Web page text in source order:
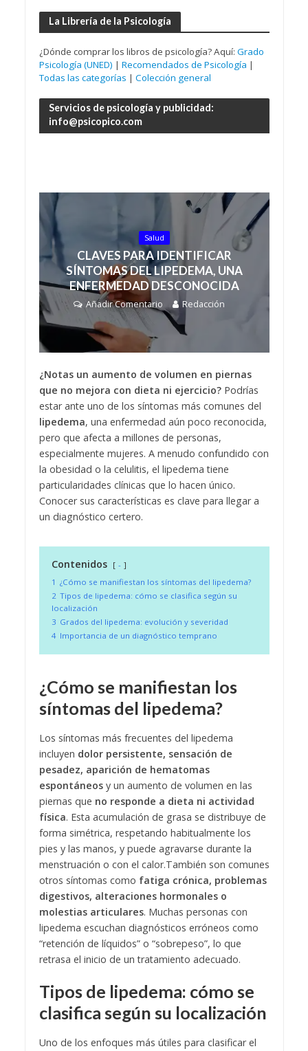
La Librería de la Psicología
¿Dónde comprar los libros de psicología? Aquí: Grado
Psicología (UNED) | Recomendados de Psicología |
Todas las categorías | Colección general
Servicios de psicología y publicidad:
info@psicopico.com
Salud
CLAVES PARA IDENTIFICAR
SÍNTOMAS DEL LIPEDEMA, UNA
ENFERMEDAD DESCONOCIDA
Añadir Comentario Redacción
¿Notas un aumento de volumen en piernas
que no mejora con dieta ni ejercicio?Podrías
estar ante uno de los síntomas más comunes del
lipedema, una enfermedad aún poco reconocida,
pero que afecta a millones de personas,
especialmente mujeres. A menudo confundido con
la obesidad o la celulitis, el lipedema tiene
particularidades clínicas que lo hacen único.
Conocer sus características es clave para llegar a
un diagnóstico certero.
Contenidos
-
1 ¿Cómo se manifiestan los síntomas del lipedema?
2 Tipos de lipedema: cómo se clasifica según su
localización
3 Grados del lipedema: evolución y severidad
4 Importancia de un diagnóstico temprano
¿Cómo se manifiestan los
síntomas del lipedema?
Los síntomas más frecuentes del lipedema
incluyen dolor persistente, sensación de
pesadez, aparición de hematomas
espontáneosy un aumento de volumen en las
piernas que no responde a dieta ni actividad
física. Esta acumulación de grasa se distribuye de
forma simétrica, respetando habitualmente los
pies y las manos, y puede agravarse durante la
menstruación o con el calor.También son comunes
otros síntomas como fatiga crónica, problemas
digestivos, alteraciones hormonales o
molestias articulares. Muchas personas con
lipedema escuchan diagnósticos erróneos como
“retención de líquidos” o “sobrepeso”, lo que
retrasa el inicio de un tratamiento adecuado.
Tipos de lipedema: cómo se
clasifica según su localización
Uno de los enfoques más útiles para clasificar el